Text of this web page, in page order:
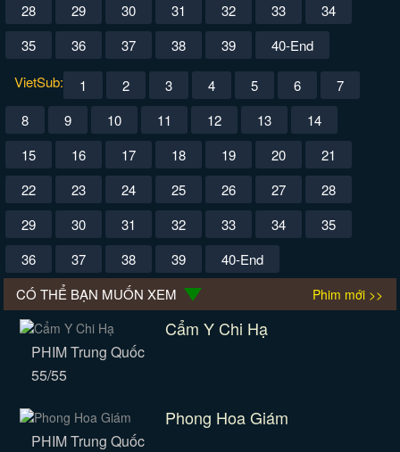
28
29 30 31 32 33
34
35
36 37 38 39
40-End
VietSub:
1 2 3 4 5 6
7
8
9 10 11 12 13
14
15
16 17 18 19 20
21
22
23 24 25 26 27
28
29
30 31 32 33 34
35
36
37 38 39
40-End
CÓ THỂ BẠN MUỐN XEM
Phim mới >>
Cẩm Y Chi Hạ
PHIM Trung Quốc
55/55
Phong Hoa Giám
PHIM Trung Quốc